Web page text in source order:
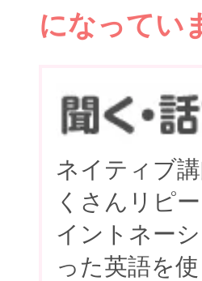
になってい
ネイティブ
くさんリピ
イントネー
った英語を